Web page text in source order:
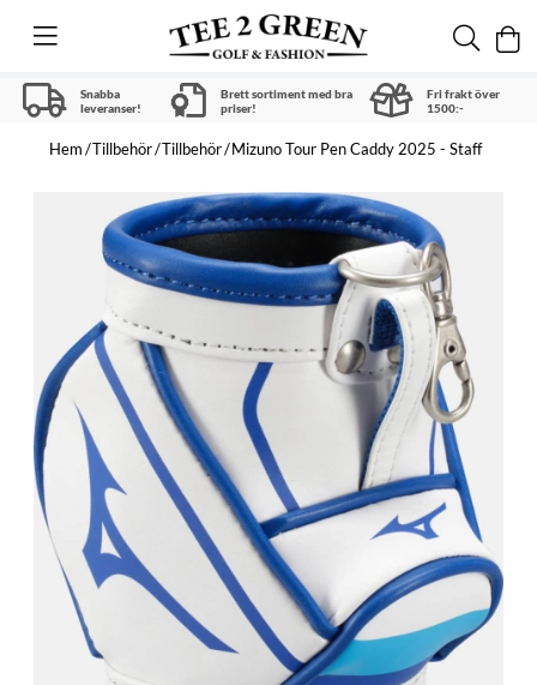
Snabba
leveranser!
Brett sortiment med bra
priser!
Fri frakt över
1500:-
Hem Tillbehör Tillbehör Mizuno Tour Pen Caddy 2025 - Staff